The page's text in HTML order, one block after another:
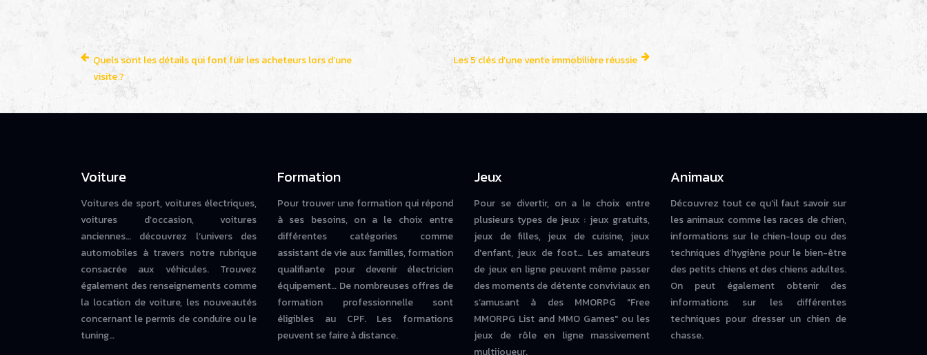
Quels sont les détails qui font fuir les acheteurs lors d’une
visite ?
Les 5 clés d’une vente immobilière réussie
Voiture
Voitures de sport, voitures électriques,
voitures d’occasion, voitures
anciennes… découvrez l’univers des
automobiles à travers notre rubrique
consacrée aux véhicules. Trouvez
également des renseignements comme
la location de voiture, les nouveautés
concernant le permis de conduire ou le
tuning…
Formation
Pour trouver une formation qui répond
à ses besoins, on a le choix entre
différentes catégories comme
assistant de vie aux familles, formation
qualifiante pour devenir électricien
équipement… De nombreuses offres de
formation professionnelle sont
éligibles au CPF. Les formations
peuvent se faire à distance.
Jeux
Pour se divertir, on a le choix entre
plusieurs types de jeux : jeux gratuits,
jeux de filles, jeux de cuisine, jeux
d'enfant, jeux de foot… Les amateurs
de jeux en ligne peuvent même passer
des moments de détente conviviaux en
s’amusant à des MMORPG "Free
MMORPG List and MMO Games" ou les
jeux de rôle en ligne massivement
multijoueur.
Animaux
Découvrez tout ce qu’il faut savoir sur
les animaux comme les races de chien,
informations sur le chien-loup ou des
techniques d’hygiène pour le bien-être
des petits chiens et des chiens adultes.
On peut également obtenir des
informations sur les différentes
techniques pour dresser un chien de
chasse.